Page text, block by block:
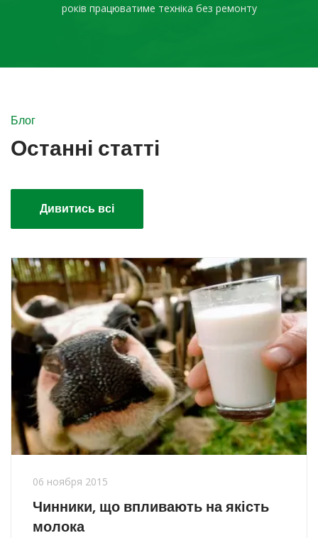
років працюватиме техніка без ремонту
Блог
Останні статті
Дивитись всі
06 ноября 2015
Чинники, що впливають на якість
молока